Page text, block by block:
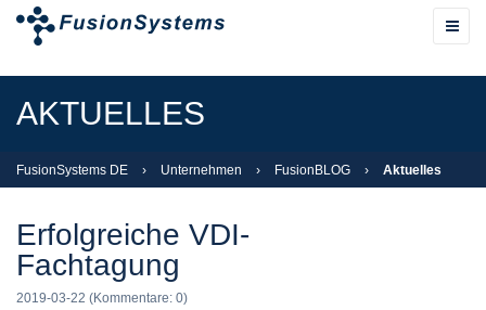
AKTUELLES
FusionSystems DE › Unternehmen › FusionBLOG › Aktuelles
Erfolgreiche VDI-
Fachtagung
2019-03-22 (Kommentare: 0)